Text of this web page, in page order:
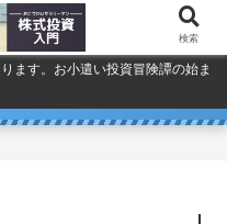
ます。お小遣い投資冒険譚の始ま
検索